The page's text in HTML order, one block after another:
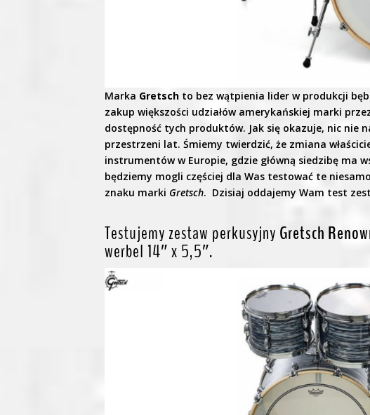
Marka Gretsch to bez wątpienia lider w produkcji
zakup większości udziałów amerykańskiej marki
dostępność tych produktów. Jak się okazuje, nic nie
przestrzeni lat. Śmiemy twierdzić, że zmiana
instrumentów w Europie, gdzie główną siedzibę ma
będziemy mogli częściej dla Was testować te
znaku marki Gretsch. Dzisiaj oddajemy Wam test
Testujemy zestaw perkusyjny Gretsch
werbel 14″ x 5,5″.